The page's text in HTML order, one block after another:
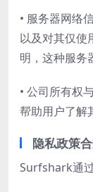
• 服务器网络
以及对其仅使
明，这种服务
• 公司所有权
帮助用户了解
隐私政策
Surfshark通